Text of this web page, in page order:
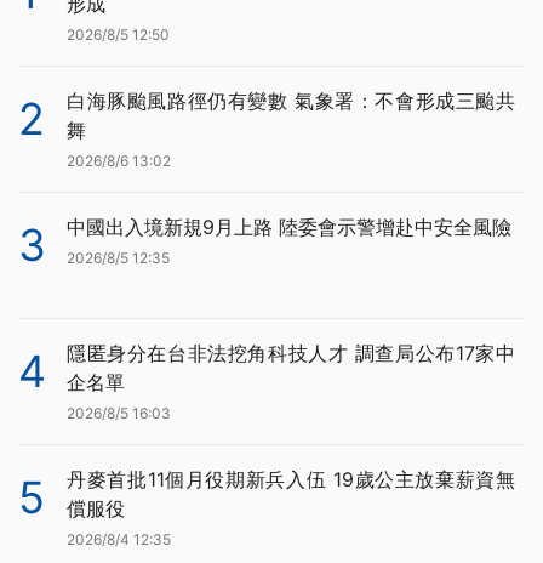
2026/8/5 12:50
2
白海豚颱風路徑仍有變數 氣象署：不會形成三颱共
舞
2026/8/6 13:02
3 中國出入境新規9月上路 陸委會示警增赴中安全風險
2026/8/5 12:35
4
隱匿身分在台非法挖角科技人才 調查局公布17家中
企名單
2026/8/5 16:03
5
丹麥首批11個月役期新兵入伍 19歲公主放棄薪資無
償服役
2026/8/4 12:35